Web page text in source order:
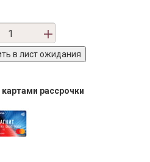
рассрочки